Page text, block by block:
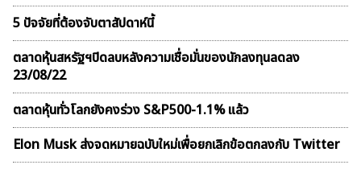
5 ปัจจัยที่ต้องจับตาสัปดาห์นี้
ตลาดหุ้นสหรัฐฯปิดลบหลังความเชื่อมั่นของนักลงทุนลดลง
23/08/22
ตลาดหุ้นทั่วโลกยังคงร่วง S&P500-1.1% แล้ว
Elon Musk ส่งจดหมายฉบับใหม่เพื่อยกเลิกข้อตกลงกับ Twitter